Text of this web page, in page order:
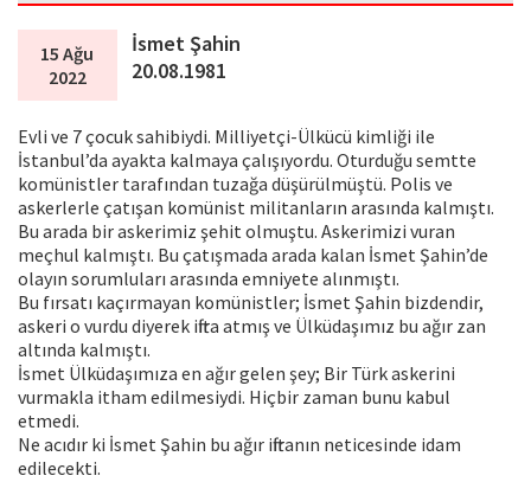
15 Ağu
2022
İsmet Şahin
20.08.1981
Evli ve 7 çocuk sahibiydi. Milliyetçi-Ülkücü kimliği ile
İstanbul’da ayakta kalmaya çalışıyordu. Oturduğu semtte
komünistler tarafından tuzağa düşürülmüştü. Polis ve
askerlerle çatışan komünist militanların arasında kalmıştı.
Bu arada bir askerimiz şehit olmuştu. Askerimizi vuran
meçhul kalmıştı. Bu çatışmada arada kalan İsmet Şahin’de
olayın sorumluları arasında emniyete alınmıştı.
Bu fırsatı kaçırmayan komünistler; İsmet Şahin bizdendir,
askeri o vurdu diyerek iftira atmış ve Ülküdaşımız bu ağır zan
altında kalmıştı.
İsmet Ülküdaşımıza en ağır gelen şey; Bir Türk askerini
vurmakla itham edilmesiydi. Hiçbir zaman bunu kabul
etmedi.
Ne acıdır ki İsmet Şahin bu ağır iftiranın neticesinde idam
edilecekti.